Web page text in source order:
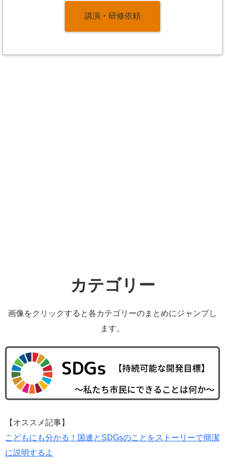
講演・研修依頼
カテゴリー
画像をクリックすると各カテゴリーのまとめにジャンプし
ます。
【オススメ記事】
こどもにも分かる！国連とSDGsのことをストーリーで簡潔
に説明するよ